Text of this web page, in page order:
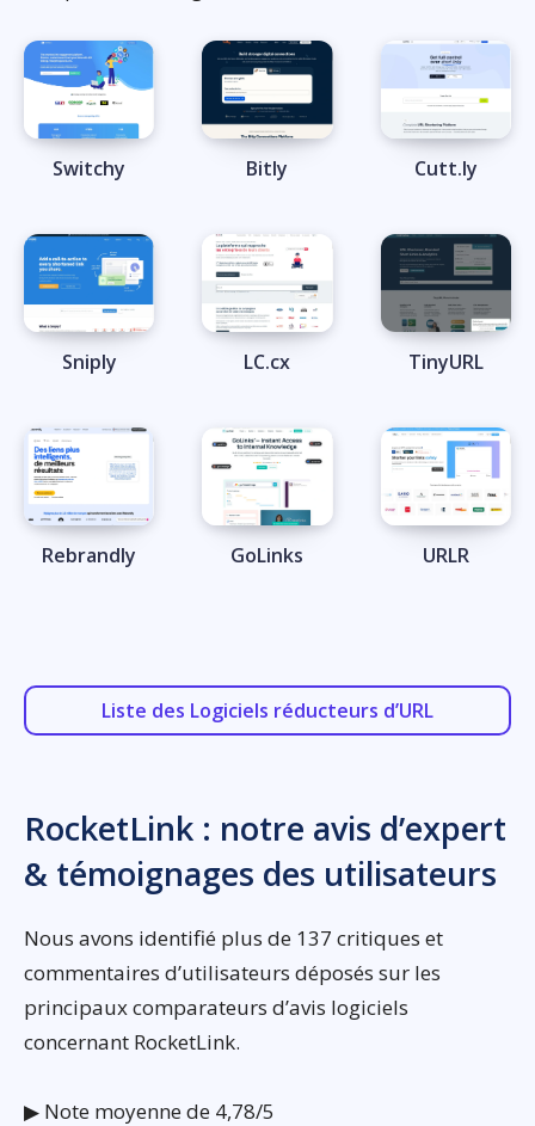
Switchy Bitly Cutt.ly
Sniply LC.cx TinyURL
Rebrandly GoLinks URLR
Liste des Logiciels réducteurs d’URL
RocketLink : notre avis d’expert
& témoignages des utilisateurs
Nous avons identifié plus de 137 critiques et
commentaires d’utilisateurs déposés sur les
principaux comparateurs d’avis logiciels
concernant RocketLink.
▶ Note moyenne de 4,78/5